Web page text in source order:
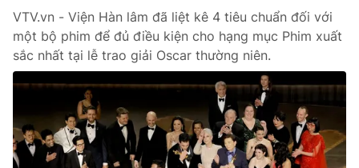
VTV.vn - Viện Hàn lâm đã liệt kê 4 tiêu chuẩn đối với
một bộ phim để đủ điều kiện cho hạng mục Phim xuất
sắc nhất tại lễ trao giải Oscar thường niên.